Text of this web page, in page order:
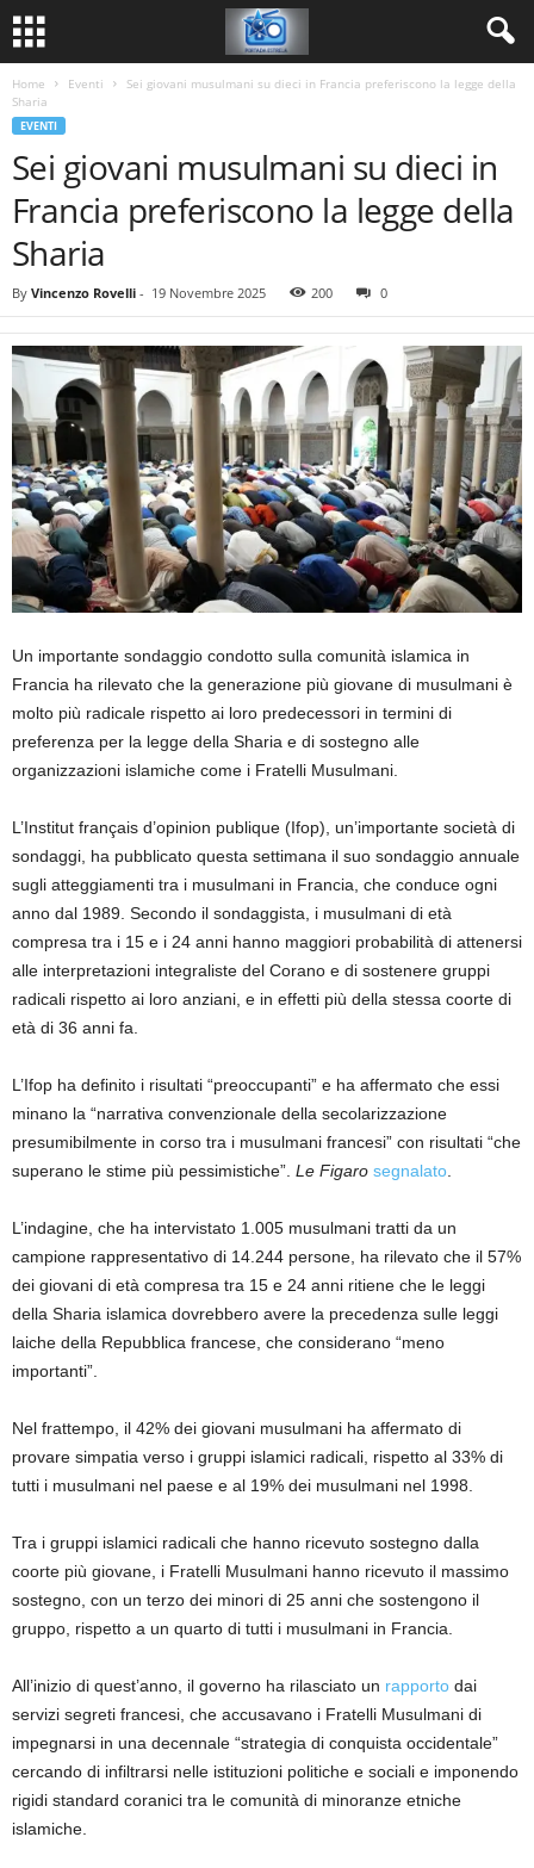
Home Eventi
Sei giovani musulmani su dieci in Francia preferiscono la legge della
Sharia
EVENTI
Sei giovani musulmani su dieci in
Francia preferiscono la legge della
Sharia
By Vincenzo Rovelli - 19 Novembre 2025 200 0
Un importante sondaggio condotto sulla comunità islamica in
Francia ha rilevato che la generazione più giovane di musulmani è
molto più radicale rispetto ai loro predecessori in termini di
preferenza per la legge della Sharia e di sostegno alle
organizzazioni islamiche come i Fratelli Musulmani.
L’Institut français d’opinion publique (Ifop), un’importante società di
sondaggi, ha pubblicato questa settimana il suo sondaggio annuale
sugli atteggiamenti tra i musulmani in Francia, che conduce ogni
anno dal 1989. Secondo il sondaggista, i musulmani di età
compresa tra i 15 e i 24 anni hanno maggiori probabilità di attenersi
alle interpretazioni integraliste del Corano e di sostenere gruppi
radicali rispetto ai loro anziani, e in effetti più della stessa coorte di
età di 36 anni fa.
L’Ifop ha definito i risultati “preoccupanti” e ha affermato che essi
minano la “narrativa convenzionale della secolarizzazione
presumibilmente in corso tra i musulmani francesi” con risultati “che
superano le stime più pessimistiche”. Le Figaro segnalato
L’indagine, che ha intervistato 1.005 musulmani tratti da un
campione rappresentativo di 14.244 persone, ha rilevato che il 57%
dei giovani di età compresa tra 15 e 24 anni ritiene che le leggi
della Sharia islamica dovrebbero avere la precedenza sulle leggi
laiche della Repubblica francese, che considerano “meno
importanti”.
Nel frattempo, il 42% dei giovani musulmani ha affermato di
provare simpatia verso i gruppi islamici radicali, rispetto al 33% di
tutti i musulmani nel paese e al 19% dei musulmani nel 1998.
Tra i gruppi islamici radicali che hanno ricevuto sostegno dalla
coorte più giovane, i Fratelli Musulmani hanno ricevuto il massimo
sostegno, con un terzo dei minori di 25 anni che sostengono il
gruppo, rispetto a un quarto di tutti i musulmani in Francia.
All’inizio di quest’anno, il governo ha rilasciato un rapporto dai
servizi segreti francesi, che accusavano i Fratelli Musulmani di
impegnarsi in una decennale “strategia di conquista occidentale”
cercando di infiltrarsi nelle istituzioni politiche e sociali e imponendo
rigidi standard coranici tra le comunità di minoranze etniche
islamiche.